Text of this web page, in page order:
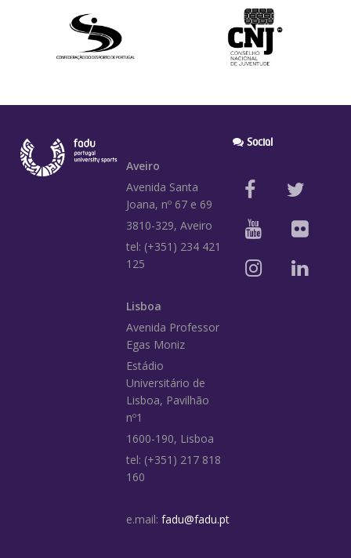
Aveiro
Avenida Santa
Joana, nº 67 e 69
3810-329, Aveiro
tel: (+351) 234 421
125
Lisboa
Avenida Professor
Egas Moniz
Estádio
Universitário de
Lisboa, Pavilhão
nº1
1600-190, Lisboa
tel: (+351) 217 818
160
e.mail: fadu@fadu.pt
Social